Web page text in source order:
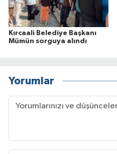
Kırcaali Belediye Başkanı
Mümün sorguya alındı
Yorumlar